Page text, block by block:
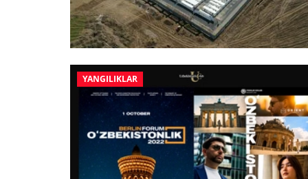
YANGILIKLAR